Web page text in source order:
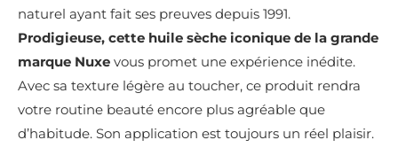
naturel ayant fait ses preuves depuis 1991.
Prodigieuse, cette huile sèche iconique de la grande
marque Nuxe vous promet une expérience inédite.
Avec sa texture légère au toucher, ce produit rendra
votre routine beauté encore plus agréable que
d’habitude. Son application est toujours un réel plaisir.